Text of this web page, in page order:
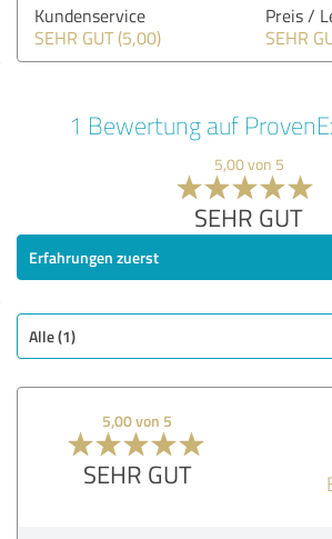
Kundenservice
SEHR GUT (5,00)
Preis /
SEHR
1 Bewertung auf
5,00 von 5
SEHR GUT
Erfahrungen zuerst
Alle (1)
5,00 von 5
SEHR GUT